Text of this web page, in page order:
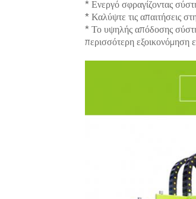
* Ενεργό σφραγίζοντας
* Καλύψτε τις απαιτήσεις
* Το υψηλής απόδοσης
περισσότερη εξοικονόμηση